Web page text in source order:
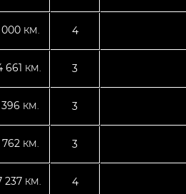
КМ. 4
661 КМ. 3
КМ. 3
КМ. 3
237 КМ. 4